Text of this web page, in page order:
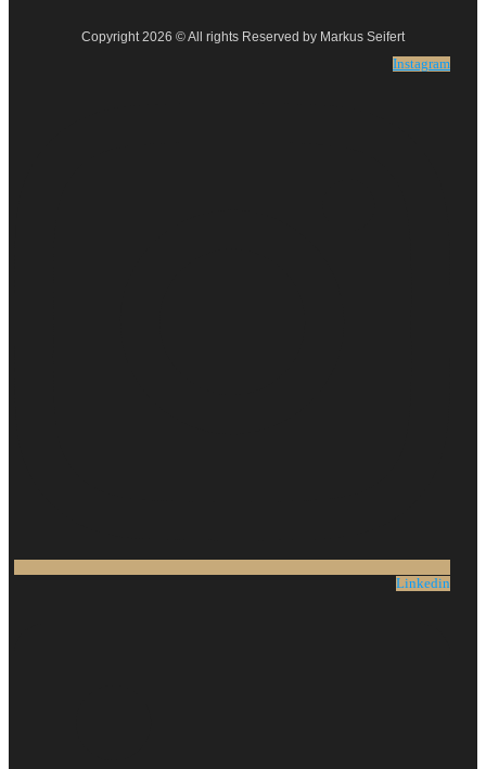
Copyright 2026 © All rights Reserved by Markus Seifert
Instagram
Linkedin